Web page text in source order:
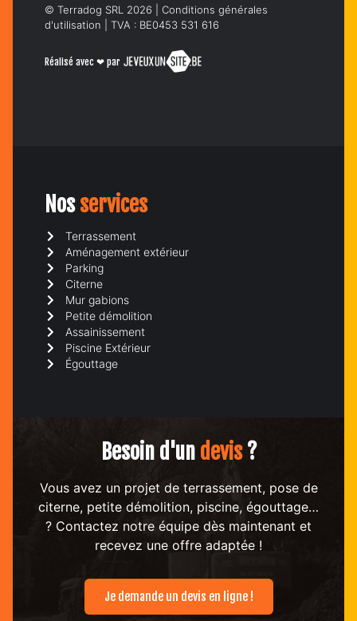
© Terradog SRL 2026 | Conditions générales
d'utilisation | TVA : BE0453 531 616
Réalisé avec ❤ par
Nosservices
Terrassement
Aménagement extérieur
Parking
Citerne
Mur gabions
Petite démolition
Assainissement
Piscine Extérieur
Égouttage
Besoin d'un devis?
Vous avez un projet de terrassement, pose de
citerne, petite démolition, piscine, égouttage…
? Contactez notre équipe dès maintenant et
recevez une offre adaptée !
Je demande un devis en ligne !